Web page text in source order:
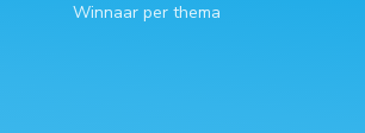
Winnaar per thema